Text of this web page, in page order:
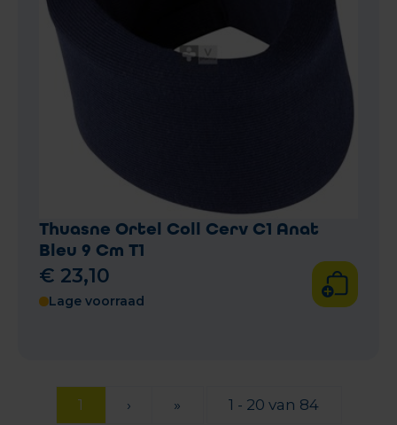
Thuasne Ortel Coll Cerv C1 Anat
Bleu 9 Cm T1
€ 23,10
Lage voorraad
1 › » 1 - 20 van 84